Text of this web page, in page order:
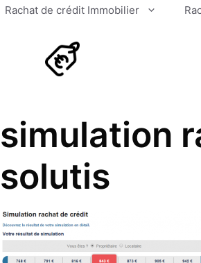
Rachat de crédit Immobilier
simulation
solutis